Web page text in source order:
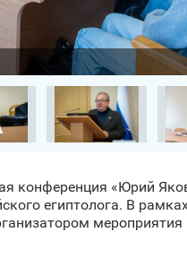
конференция «Юрий
египтолога. В